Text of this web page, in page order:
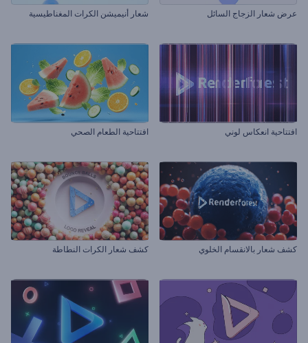
عرض شعار الزجاج السائل شعار أنيميشن الكرات المغناطيسية
افتتاحية انعكاس لوني افتتاحية الطعام الصحي
كشف شعار بالانقسام الخلوي كشف شعار الكرات النطاطة